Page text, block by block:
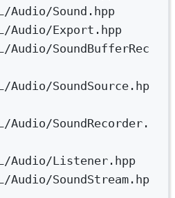
Audio/Sound.hpp
Audio/Export.hpp
Audio/SoundBufferRec
SoundSource.hp
Audio/SoundRecorder.
Audio/Listener.hpp
SoundStream.hp